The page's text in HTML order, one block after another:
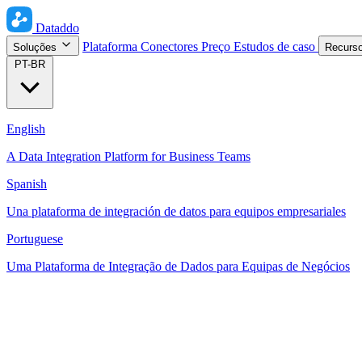
Dataddo
Soluções Plataforma Conectores Preço Estudos de caso
PT-BR
English
A Data Integration Platform for Business Teams
Spanish
Una plataforma de integración de datos para equipos empresariales
Portuguese
Uma Plataforma de Integração de Dados para Equipas de Negócios